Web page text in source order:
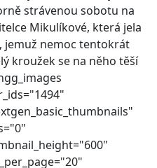
strávenou sobotu na
Mikulíkové, která jela
jemuž nemoc tentokrát
kroužek se na něho těší